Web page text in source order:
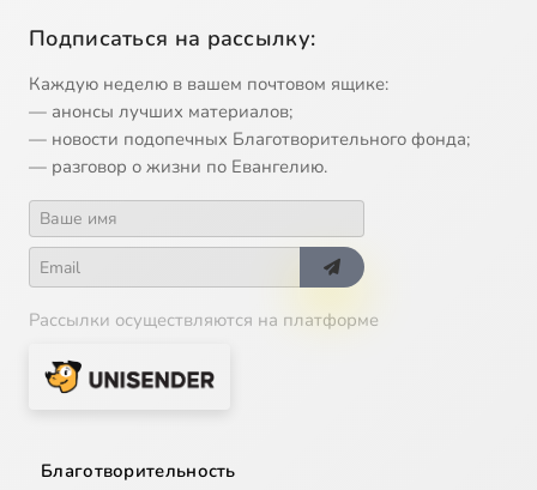
Подписаться на рассылку:
Каждую неделю в вашем почтовом ящике:
— анонсы лучших материалов;
— новости подопечных Благотворительного фонда;
— разговор о жизни по Евангелию.
Рассылки осуществляются на платформе
Благотворительность